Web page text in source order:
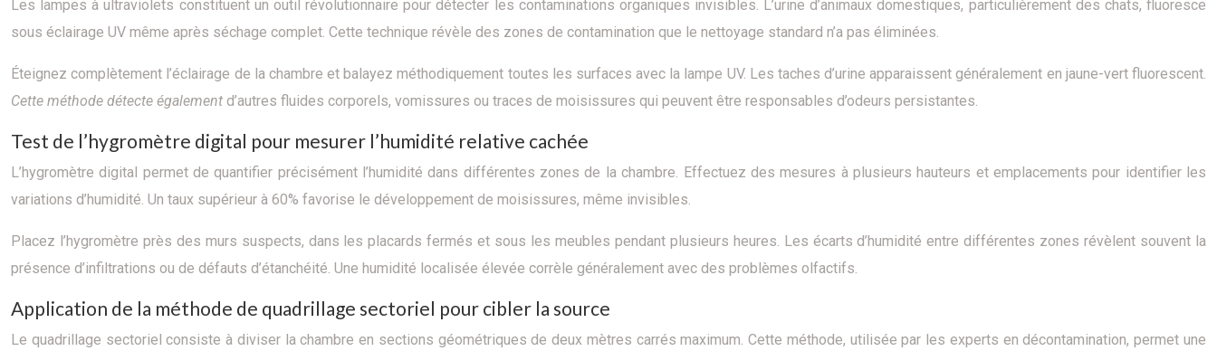
Les lampes à ultraviolets constituent un outil révolutionnaire pour détecter les contaminations organiques invisibles. L’urine d’animaux domestiques, particulièrement des chats, fluoresce
sous éclairage UV même après séchage complet. Cette technique révèle des zones de contamination que le nettoyage standard n’a pas éliminées.
Éteignez complètement l’éclairage de la chambre et balayez méthodiquement toutes les surfaces avec la lampe UV. Les taches d’urine apparaissent généralement en jaune-vert fluorescent.
Cette méthode détecte également d’autres fluides corporels, vomissures ou traces de moisissures qui peuvent être responsables d’odeurs persistantes.
Test de l’hygromètre digital pour mesurer l’humidité relative cachée
L’hygromètre digital permet de quantifier précisément l’humidité dans différentes zones de la chambre. Effectuez des mesures à plusieurs hauteurs et emplacements pour identifier les
variations d’humidité. Un taux supérieur à 60% favorise le développement de moisissures, même invisibles.
Placez l’hygromètre près des murs suspects, dans les placards fermés et sous les meubles pendant plusieurs heures. Les écarts d’humidité entre différentes zones révèlent souvent la
présence d’infiltrations ou de défauts d’étanchéité. Une humidité localisée élevée corrèle généralement avec des problèmes olfactifs.
Application de la méthode de quadrillage sectoriel pour cibler la source
Le quadrillage sectoriel consiste à diviser la chambre en sections géométriques de deux mètres carrés maximum. Cette méthode, utilisée par les experts en décontamination, permet une